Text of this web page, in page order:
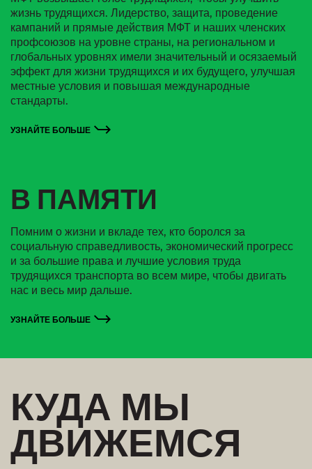
жизнь трудящихся. Лидерство, защита, проведение
кампаний и прямые действия МФТ и наших членских
профсоюзов на уровне страны, на региональном и
глобальных уровнях имели значительный и осязаемый
эффект для жизни трудящихся и их будущего, улучшая
местные условия и повышая международные
стандарты.
УЗНАЙТЕ БОЛЬШЕ
В ПАМЯТИ
Помним о жизни и вкладе тех, кто боролся за
социальную справедливость, экономический прогресс
и за большие права и лучшие условия труда
трудящихся транспорта во всем мире, чтобы двигать
нас и весь мир дальше.
УЗНАЙТЕ БОЛЬШЕ
КУДА МЫ
ДВИЖЕМСЯ